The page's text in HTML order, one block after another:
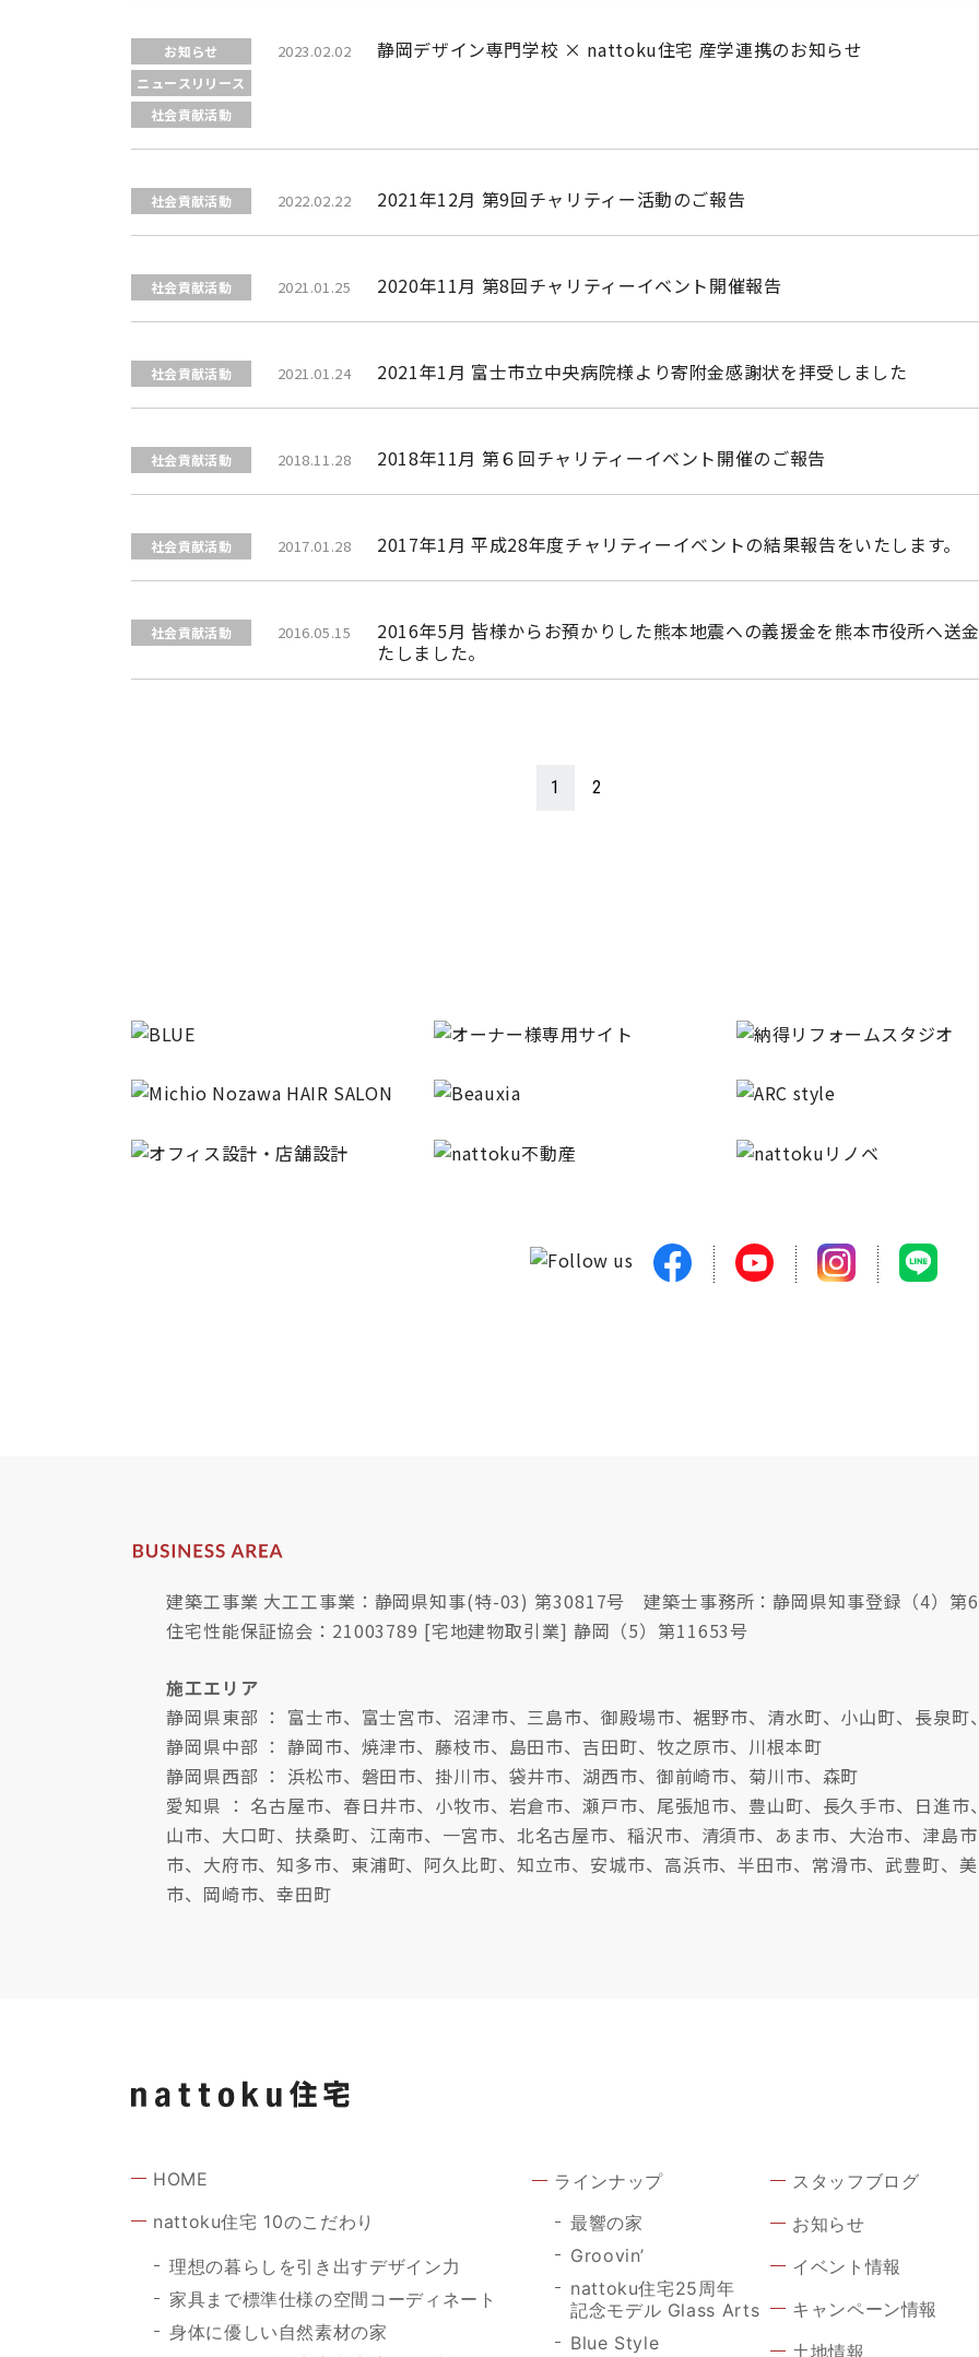
お知らせ
ニュースリリース
社会貢献活動
2023.02.02 静岡デザイン専門学校 × nattoku住宅 産学連携のお知らせ
社会貢献活動 2022.02.22 2021年12月 第9回チャリティー活動のご報告
社会貢献活動 2021.01.25 2020年11月 第8回チャリティーイベント開催報告
社会貢献活動 2021.01.24 2021年1月 富士市立中央病院様より寄附金感謝状を拝受しました
社会貢献活動 2018.11.28 2018年11月 第６回チャリティーイベント開催のご報告
社会貢献活動 2017.01.28 2017年1月 平成28年度チャリティーイベントの結果報告をいたします。
社会貢献活動 2016.05.15
2016年5月 皆様からお預かりした熊本地震への義援金を熊本市役所へ送
たしました。
1 2
建築工事業 大工工事業：静岡県知事(特-03) 第30817号 建築士事務所：静岡県知事登録（4）第
住宅性能保証協会：21003789 [宅地建物取引業] 静岡（5）第11653号
施工エリア
静岡県東部 ： 富士市、富士宮市、沼津市、三島市、御殿場市、裾野市、清水町、小山町、長泉
静岡県中部 ： 静岡市、焼津市、藤枝市、島田市、吉田町、牧之原市、川根本町
静岡県西部 ： 浜松市、磐田市、掛川市、袋井市、湖西市、御前崎市、菊川市、森町
愛知県 ： 名古屋市、春日井市、小牧市、岩倉市、瀬戸市、尾張旭市、豊山町、長久手市、日進
山市、大口町、扶桑町、江南市、一宮市、北名古屋市、稲沢市、清須市、あま市、大治市、津島
市、大府市、知多市、東浦町、阿久比町、知立市、安城市、高浜市、半田市、常滑市、武豊町、
市、岡崎市、幸田町
HOME
nattoku住宅 10のこだわり
理想の暮らしを引き出すデザイン力
家具まで標準仕様の空間コーディネート
身体に優しい自然素材の家
ラインナップ
最響の家
Groovin’
nattoku住宅25周年
記念モデル Glass Arts
Blue Style
スタッフブログ
お知らせ
イベント情報
キャンペーン情報
土地情報